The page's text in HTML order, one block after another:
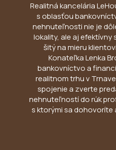
Realitná kancelária
s oblasťou
nehnuteľnosti nie je
lokality, ale aj
šitý na mieru
Konateľka Lenka
bankovníctvo a
realitnom trhu v
spojenie a zverte
nehnuteľností do rúk
s ktorými sa dohovoríte